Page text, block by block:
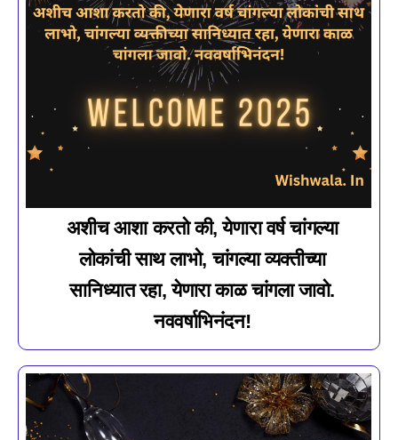
अशीच आशा करतो की, येणारा वर्ष चांगल्या
लोकांची साथ लाभो, चांगल्या व्यक्तीच्या
सानिध्यात रहा, येणारा काळ चांगला जावो.
नववर्षाभिनंदन!